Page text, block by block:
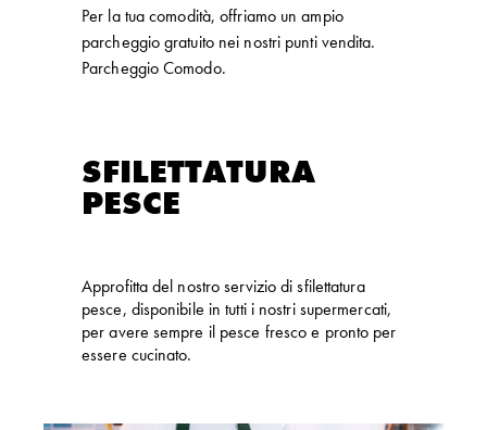
Per la tua comodità, offriamo un ampio
parcheggio gratuito nei nostri punti vendita.
Parcheggio Comodo.
SFILETTATURA
PESCE
Approfitta del nostro servizio di sfilettatura
pesce, disponibile in tutti i nostri supermercati,
per avere sempre il pesce fresco e pronto per
essere cucinato.